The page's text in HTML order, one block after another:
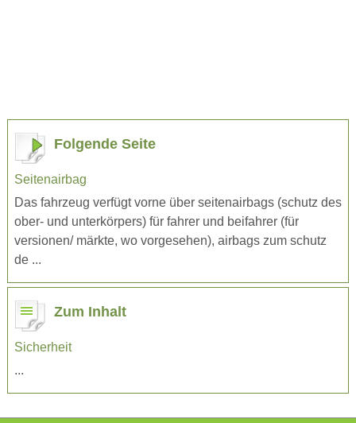
Folgende Seite
Seitenairbag
Das fahrzeug verfügt vorne über seitenairbags (schutz des
ober- und unterkörpers) für fahrer und beifahrer (für
versionen/ märkte, wo vorgesehen), airbags zum schutz
de ...
Zum Inhalt
Sicherheit
...